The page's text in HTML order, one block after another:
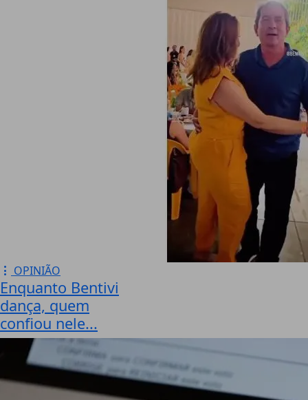
OPINIÃO
Enquanto Bentivi
dança, quem
confiou nele...